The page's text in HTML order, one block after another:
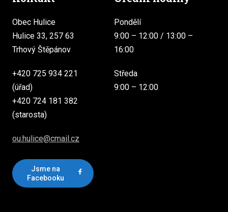
Obec Hulice
Hulice 33, 257 63
Trhový Štěpánov
+420 725 934 221
(úřad)
+420 724 181 382
(starosta)
ou.hulice@cmail.cz
Jsme na
Facebooku
Pondělí
9:00 – 12:00 / 13:00 –
16:00
Středa
9:00 – 12:00